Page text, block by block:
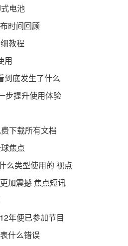
电池
时间回顾
教程
用
到底发生了什么
步提升使用体验
下载所有文档
焦点
么类型使用的 视点
加震撼 焦点短讯
年便已参加节目
什么错误